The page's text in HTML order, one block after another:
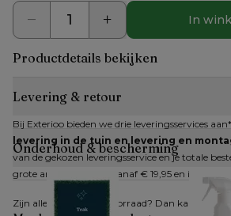
In
Productdetails bekijken
Levering & retour
Bij Exterioo bieden we drie leveringsservices
levering in de tuin en levering en
van de gekozen leveringsservice en je totale
grote artikelen kan al vanaf € 19,95 en is gratis
Zijn alle artikelen op voorraad? Dan kan je
Onderhoud & bescherming